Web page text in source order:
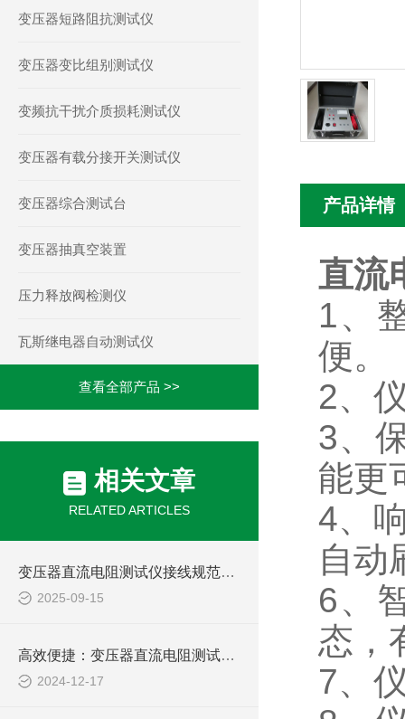
变压器短路阻抗测试仪
变压器变比组别测试仪
变频抗干扰介质损耗测试仪
变压器有载分接开关测试仪
变压器综合测试台
变压器抽真空装置
压力释放阀检测仪
瓦斯继电器自动测试仪
查看全部产品 >>
相关文章
RELATED ARTICLES
变压器直流电阻测试仪接线规范与常见误差排除方法
2025-09-15
高效便捷：变压器直流电阻测试仪，电力检测的新选择
2024-12-17
产品详情
直流
1、
便。
2、
3、
能更
4、
自动
6、
态，
7、